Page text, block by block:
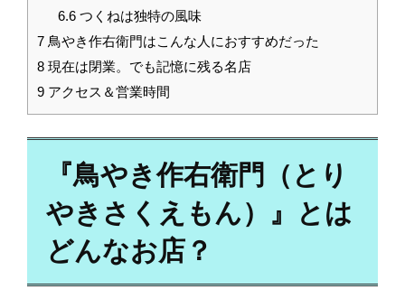
6.6つくねは独特の風味
7 鳥やき作右衛門はこんな人におすすめだった
8 現在は閉業。でも記憶に残る名店
9 アクセス＆営業時間
『鳥やき作右衛門（とり
やきさくえもん）』とは
どんなお店？